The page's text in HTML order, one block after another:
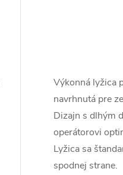
Výkonná lyžica
navrhnutá pre
Dizajn s dlhým
operátorovi
Lyžica sa
spodnej strane.